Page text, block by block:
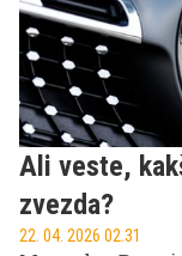
Ali veste,
zvezda?
22. 04. 2026 02.31